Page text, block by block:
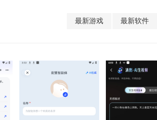
最新游戏 最新软件